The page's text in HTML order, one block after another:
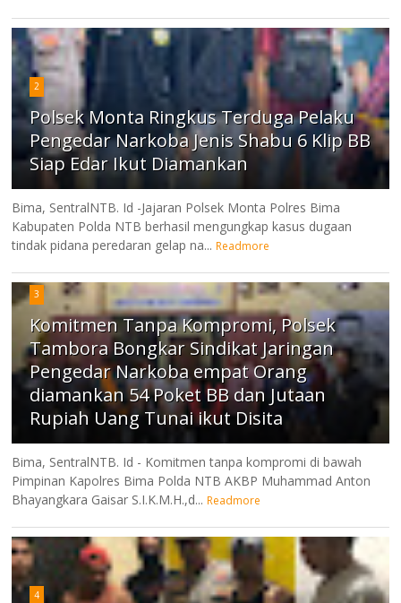
2
Polsek Monta Ringkus Terduga Pelaku
Pengedar Narkoba Jenis Shabu 6 Klip BB
Siap Edar Ikut Diamankan
Bima, SentralNTB. Id -Jajaran Polsek Monta Polres Bima
Kabupaten Polda NTB berhasil mengungkap kasus dugaan
tindak pidana peredaran gelap na... Readmore
3
Komitmen Tanpa Kompromi, Polsek
Tambora Bongkar Sindikat Jaringan
Pengedar Narkoba empat Orang
diamankan 54 Poket BB dan Jutaan
Rupiah Uang Tunai ikut Disita
Bima, SentralNTB. Id - Komitmen tanpa kompromi di bawah
Pimpinan Kapolres Bima Polda NTB AKBP Muhammad Anton
Bhayangkara Gaisar S.I.K.M.H.,d... Readmore
4